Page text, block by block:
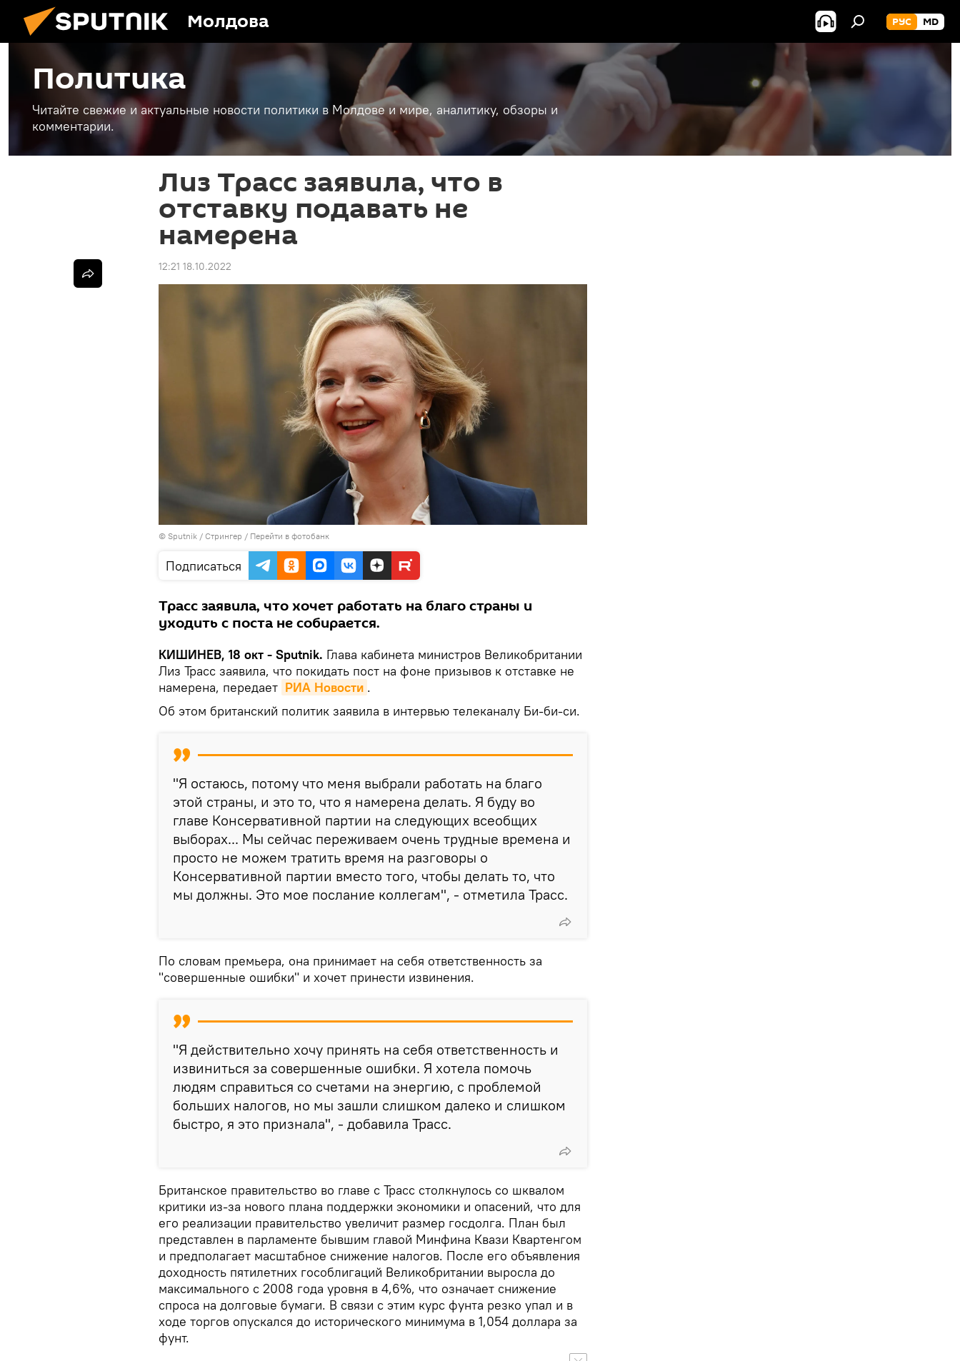
Молдова РУС MD
Политика
Читайте свежие и актуальные новости политики в Молдове и мире, аналитику, обзоры и
комментарии.
Лиз Трасс заявила, что в
отставку подавать не
намерена
12:21 18.10.2022
© Sputnik / Стрингер / Перейти в фотобанк
Подписаться
Трасс заявила, что хочет работать на благо страны и
уходить с поста не собирается.
КИШИНЕВ, 18 окт - Sputnik. Глава кабинета министров Великобритании
Лиз Трасс заявила, что покидать пост на фоне призывов к отставке не
намерена, передает РИА Новости .
Об этом британский политик заявила в интервью телеканалу Би-би-си.
"Я остаюсь, потому что меня выбрали работать на благо
этой страны, и это то, что я намерена делать. Я буду во
главе Консервативной партии на следующих всеобщих
выборах... Мы сейчас переживаем очень трудные времена и
просто не можем тратить время на разговоры о
Консервативной партии вместо того, чтобы делать то, что
мы должны. Это мое послание коллегам", - отметила Трасс.
По словам премьера, она принимает на себя ответственность за
"совершенные ошибки" и хочет принести извинения.
"Я действительно хочу принять на себя ответственность и
извиниться за совершенные ошибки. Я хотела помочь
людям справиться со счетами на энергию, с проблемой
больших налогов, но мы зашли слишком далеко и слишком
быстро, я это признала", - добавила Трасс.
Британское правительство во главе с Трасс столкнулось со шквалом
критики из-за нового плана поддержки экономики и опасений, что для
его реализации правительство увеличит размер госдолга. План был
представлен в парламенте бывшим главой Минфина Квази Квартенгом
и предполагает масштабное снижение налогов. После его объявления
доходность пятилетних гособлигаций Великобритании выросла до
максимального с 2008 года уровня в 4,6%, что означает снижение
спроса на долговые бумаги. В связи с этим курс фунта резко упал и в
ходе торгов опускался до исторического минимума в 1,054 доллара за
фунт.